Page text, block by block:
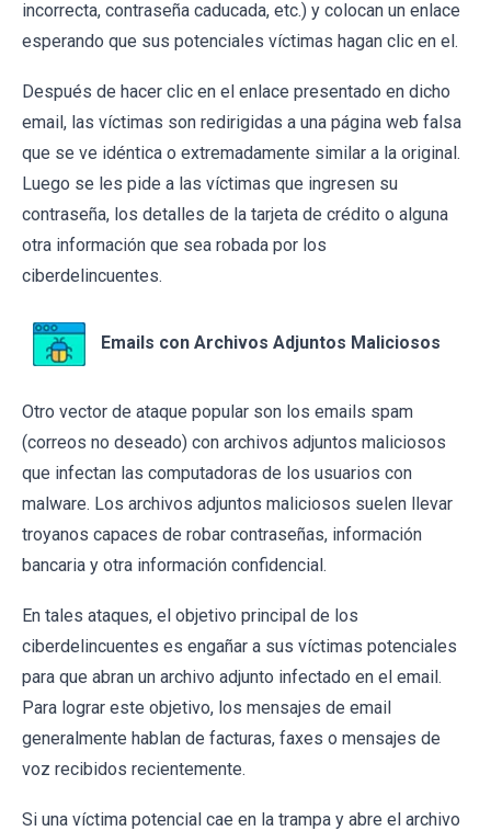
incorrecta, contraseña caducada, etc.) y colocan un enlace
esperando que sus potenciales víctimas hagan clic en el.
Después de hacer clic en el enlace presentado en dicho
email, las víctimas son redirigidas a una página web falsa
que se ve idéntica o extremadamente similar a la original.
Luego se les pide a las víctimas que ingresen su
contraseña, los detalles de la tarjeta de crédito o alguna
otra información que sea robada por los
ciberdelincuentes.
Emails con Archivos Adjuntos Maliciosos
Otro vector de ataque popular son los emails spam
(correos no deseado) con archivos adjuntos maliciosos
que infectan las computadoras de los usuarios con
malware. Los archivos adjuntos maliciosos suelen llevar
troyanos capaces de robar contraseñas, información
bancaria y otra información confidencial.
En tales ataques, el objetivo principal de los
ciberdelincuentes es engañar a sus víctimas potenciales
para que abran un archivo adjunto infectado en el email.
Para lograr este objetivo, los mensajes de email
generalmente hablan de facturas, faxes o mensajes de
voz recibidos recientemente.
Si una víctima potencial cae en la trampa y abre el archivo